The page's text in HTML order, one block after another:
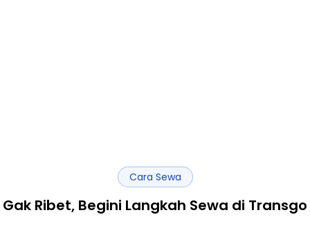
Cara Sewa
Gak Ribet, Begini Langkah Sewa di Transgo